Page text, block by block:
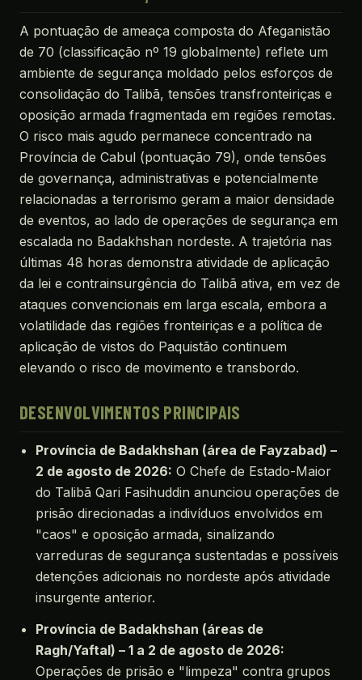
A pontuação de ameaça composta do Afeganistão
de 70 (classificação nº 19 globalmente) reflete um
ambiente de segurança moldado pelos esforços de
consolidação do Talibã, tensões transfronteiriças e
oposição armada fragmentada em regiões remotas.
O risco mais agudo permanece concentrado na
Província de Cabul (pontuação 79), onde tensões
de governança, administrativas e potencialmente
relacionadas a terrorismo geram a maior densidade
de eventos, ao lado de operações de segurança em
escalada no Badakhshan nordeste. A trajetória nas
últimas 48 horas demonstra atividade de aplicação
da lei e contrainsurgência do Talibã ativa, em vez de
ataques convencionais em larga escala, embora a
volatilidade das regiões fronteiriças e a política de
aplicação de vistos do Paquistão continuem
elevando o risco de movimento e transbordo.
DESENVOLVIMENTOS PRINCIPAIS
Província de Badakhshan (área de Fayzabad) –
2 de agosto de 2026: O Chefe de Estado-Maior
do Talibã Qari Fasihuddin anunciou operações de
prisão direcionadas a indivíduos envolvidos em
"caos" e oposição armada, sinalizando
varreduras de segurança sustentadas e possíveis
detenções adicionais no nordeste após atividade
insurgente anterior.
Província de Badakhshan (áreas de
Ragh/Yaftal) – 1 a 2 de agosto de 2026:
Operações de prisão e "limpeza" contra grupos